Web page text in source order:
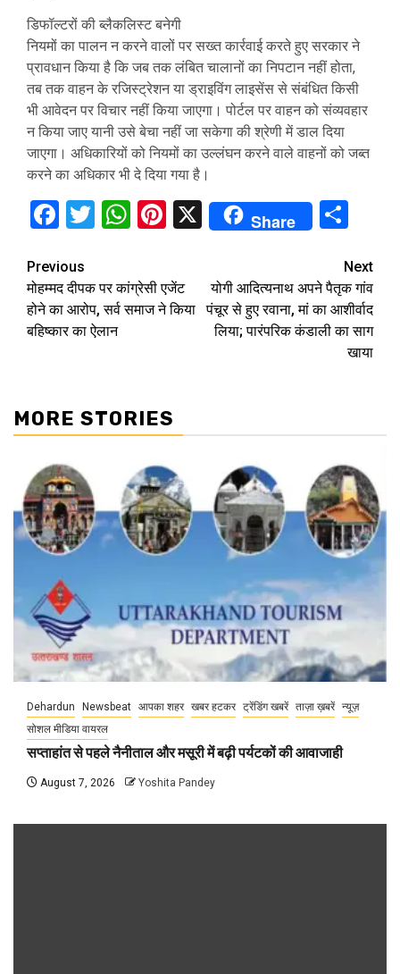
डिफॉल्टरों की ब्लैकलिस्ट बनेगी
नियमों का पालन न करने वालों पर सख्त कार्रवाई करते हुए सरकार ने
प्रावधान किया है कि जब तक लंबित चालानों का निपटान नहीं होता,
तब तक वाहन के रजिस्ट्रेशन या ड्राइविंग लाइसेंस से संबंधित किसी
भी आवेदन पर विचार नहीं किया जाएगा। पोर्टल पर वाहन को संव्यवहार
न किया जाए यानी उसे बेचा नहीं जा सकेगा की श्रेणी में डाल दिया
जाएगा। अधिकारियों को नियमों का उल्लंघन करने वाले वाहनों को जब्त
करने का अधिकार भी दे दिया गया है।
Facebook
Twitter
WhatsApp
Pinterest
X Share
Continue
Reading
Previous
मोहम्मद दीपक पर कांग्रेसी एजेंट
होने का आरोप, सर्व समाज ने किया
बहिष्कार का ऐलान
Next
योगी आदित्यनाथ अपने पैतृक गांव
पंचूर से हुए रवाना, मां का आशीर्वाद
लिया; पारंपरिक कंडाली का साग
खाया
MORE STORIES
Dehardun Newsbeat आपका शहर खबर हटकर ट्रेंडिंग खबरें ताज़ा ख़बरें न्यूज़
सोशल मीडिया वायरल
सप्ताहांत से पहले नैनीताल और मसूरी में बढ़ी पर्यटकों की आवाजाही
August 7, 2026 Yoshita Pandey